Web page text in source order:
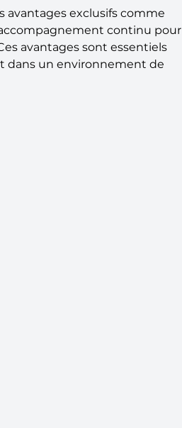
avantages exclusifs comme
continu pour
avantages sont essentiels
dans un environnement de